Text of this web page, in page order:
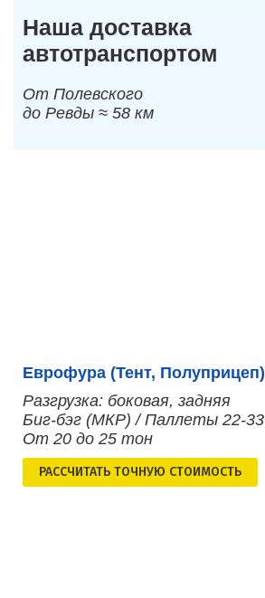
Наша доставка
автотранспортом
От Полевского
до Ревды ≈ 58 км
Еврофура (Тент, Полуприцеп)
Разгрузка: боковая, задняя
Биг-бэг (МКР) / Паллеты 22-33
От 20 до 25 тон
РАСCЧИТАТЬ ТОЧНУЮ СТОИМОСТЬ